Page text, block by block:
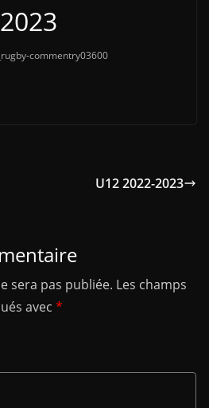
commentry03600
U12 2022-2023
sera pas publiée. Les champs
avec *